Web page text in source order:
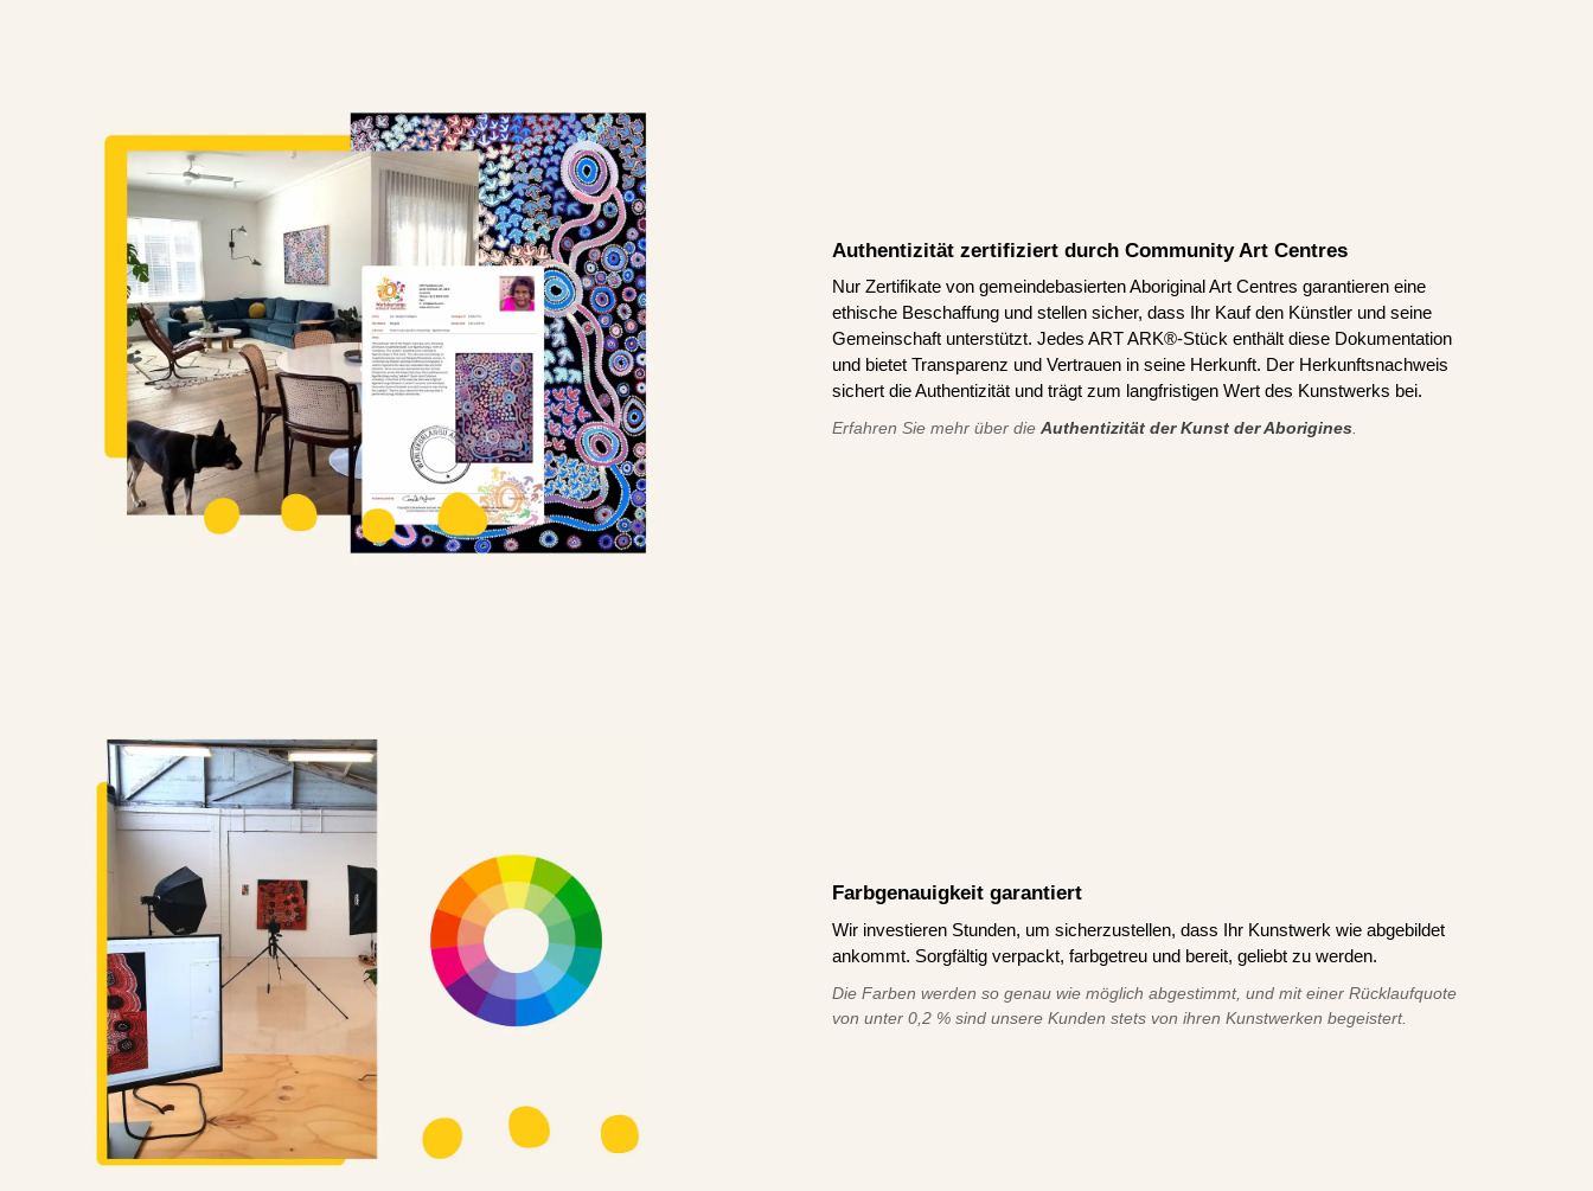
Authentizität zertifiziert durch Community Art Centres
Nur Zertifikate von gemeindebasierten Aboriginal Art Centres garantieren eine
ethische Beschaffung und stellen sicher, dass Ihr Kauf den Künstler und seine
Gemeinschaft unterstützt. Jedes ART ARK®-Stück enthält diese Dokumentation
und bietet Transparenz und Vertrauen in seine Herkunft. Der Herkunftsnachweis
sichert die Authentizität und trägt zum langfristigen Wert des Kunstwerks bei.
Erfahren Sie mehr über die Authentizität der Kunst der Aborigines.
Farbgenauigkeit garantiert
Wir investieren Stunden, um sicherzustellen, dass Ihr Kunstwerk wie abgebildet
ankommt. Sorgfältig verpackt, farbgetreu und bereit, geliebt zu werden.
Die Farben werden so genau wie möglich abgestimmt, und mit einer Rücklaufquote
von unter 0,2 % sind unsere Kunden stets von ihren Kunstwerken begeistert.